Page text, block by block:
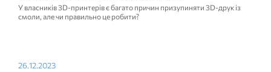
У власників 3D-принтерів є багато причин призупиняти 3D-друк із
смоли, але чи правильно це робити?
26.12.2023